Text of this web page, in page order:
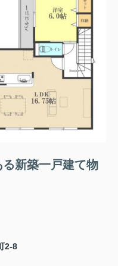
新築一戸建て物
2-8